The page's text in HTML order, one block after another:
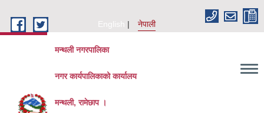
English
नेपाली
मन्थली नगरपालिका
नगर कार्यपालिकाको कार्यालय
मन्थली, रामेछाप ।